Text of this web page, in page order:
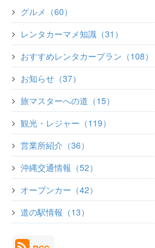
グルメ（60）
レンタカーマメ知識（31）
おすすめレンタカープラン（108）
お知らせ（37）
旅マスターへの道（15）
観光・レジャー（119）
営業所紹介（36）
沖縄交通情報（52）
オープンカー（42）
道の駅情報（13）